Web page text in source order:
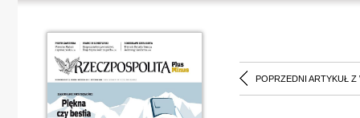
POPRZEDNI ARTYKUŁ Z